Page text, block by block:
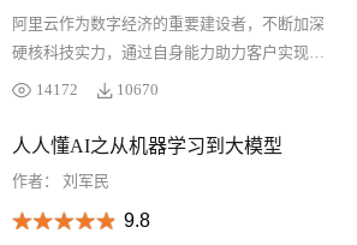
助您更好地管理您的 Kubernetes 环境。
阿里云作为数字经济的重要建设者，不断加深
硬核科技实力，通过自身能力助力客户实现高
质量发展，共创数字新世界。阿里云产品手册
产品体系、安全合规等内容，覆盖人工智能与
及重点产品，全方位了解阿里云产品体系。
14172 10670
人人懂AI之从机器学习到大模型
作者： 刘军民
9.8